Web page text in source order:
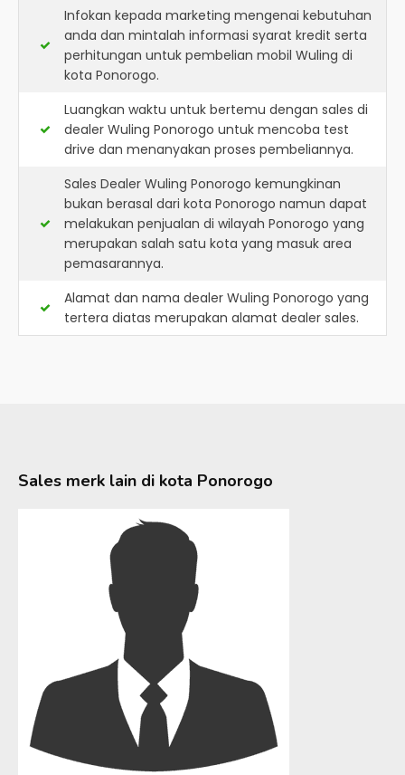
Infokan kepada marketing mengenai kebutuhan
anda dan mintalah informasi syarat kredit serta
perhitungan untuk pembelian mobil Wuling di
kota Ponorogo.
Luangkan waktu untuk bertemu dengan sales di
dealer Wuling Ponorogo untuk mencoba test
drive dan menanyakan proses pembeliannya.
Sales Dealer Wuling Ponorogo kemungkinan
bukan berasal dari kota Ponorogo namun dapat
melakukan penjualan di wilayah Ponorogo yang
merupakan salah satu kota yang masuk area
pemasarannya.
Alamat dan nama dealer Wuling Ponorogo yang
tertera diatas merupakan alamat dealer sales.
Sales merk lain di kota Ponorogo